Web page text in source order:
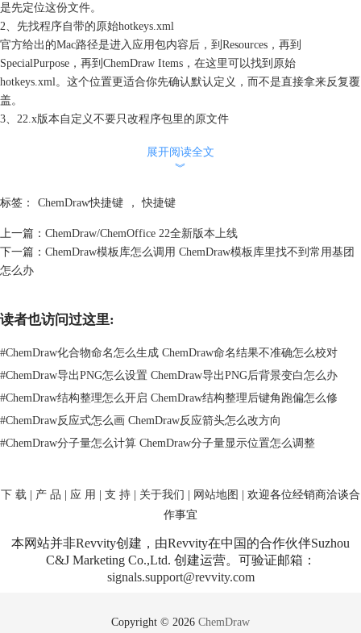
是先定位这份文件。
2、先找程序自带的原始hotkeys.xml
官方给出的Mac路径是进入应用包内容后，到Resources，再到
SpecialPurpose，再到ChemDraw Items，在这里可以找到原始
hotkeys.xml。这个位置更适合你先确认默认定义，而不是直接拿来反复覆
盖。
3、22.x版本自定义不要只改程序包里的原文件
包原位置，但如果你要做自定义，新的hotkeys.xml需要放到用户目录下的
如果你用的是ChemDraw 23或之后版本，官方给出的用户级目录已经变成
Users下的Library，再到Application Support，然后是
com.revvity.chemdraw。也就是说，版本一升级，快捷键自定义文件的落
点也可能一起变，所以改之前先核版本很重要。
查。这意味着有些环境里，快捷键相关文件不一定只落在Application
二、ChemDraw快捷键怎么导出备份
从我查到的官方公开资料来看，ChemDraw并没有把“快捷键导出”单独写
成一个普通菜单动作，至少官方当前公开支持内容里，能明确确认的还是
围绕hotkeys.xml文件本身来做管理。因此更实用的思路，不是去找一个专
门的导出按钮，而是把原始文件和用户级自定义文件分别备份。
1、先备份原始hotkeys.xml
版本自带的基础定义。备份它的意义，不只是防止误改，还能在你后面恢
展开阅读全文
︾
标签： ChemDraw快捷键 ， 快捷键
上一篇： ChemDraw/ChemOffice 22全新版本上线
下一篇： ChemDraw模板库怎么调用 ChemDraw模板库里找不到常用基团
怎么办
读者也访问过这里:
#ChemDraw化合物命名怎么生成 ChemDraw命名结果不准确怎么校对
#ChemDraw导出PNG怎么设置 ChemDraw导出PNG后背景变白怎么办
#ChemDraw结构整理怎么开启 ChemDraw结构整理后键角跑偏怎么修
#ChemDraw反应式怎么画 ChemDraw反应箭头怎么改方向
#ChemDraw分子量怎么计算 ChemDraw分子量显示位置怎么调整
下 载 产 品 应 用 支 持 关于我们 网站地图
| 欢迎各位经销商洽谈合
作事宜
本网站并非Revvity创建，由Revvity在中国的合作伙伴Suzhou
C&J Marketing Co.,Ltd. 创建运营。可验证邮箱：
signals.support@revvity.com
Copyright © 2026 ChemDraw